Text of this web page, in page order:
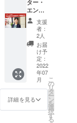
グ ・
やまだ
ないと×
シア
ター・
エンヤ
Tシャ
ツ
※色・サ
イズ お
一つお
選びく
ださ
シア
ター・
エンヤ
ステッ
カー
・シア
ター・
エンヤ
缶バッ
チ 全種
（8種
類） ・
やまだ
ないと×
シア
ター・
エンヤ
館長甲
斐田晴
子の出
張講演
会or研
修会開
催】 内
容：タ
イトル
「映画×
地方創
生の可
能性」
支援
者：
2人
お届
け予
定：
2022
年07
月
詳細を見る
こ
の
リ
タ
ー
ン
を
選
択
す
る